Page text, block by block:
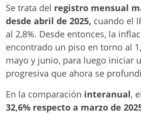
Se trata del registro mensual
desde abril de 2025, cuando el
al 2,8%. Desde entonces, la
encontrado un piso en torno al
mayo y junio, para luego iniciar
progresiva que ahora se
En la comparación interanual,
32,6% respecto a marzo de